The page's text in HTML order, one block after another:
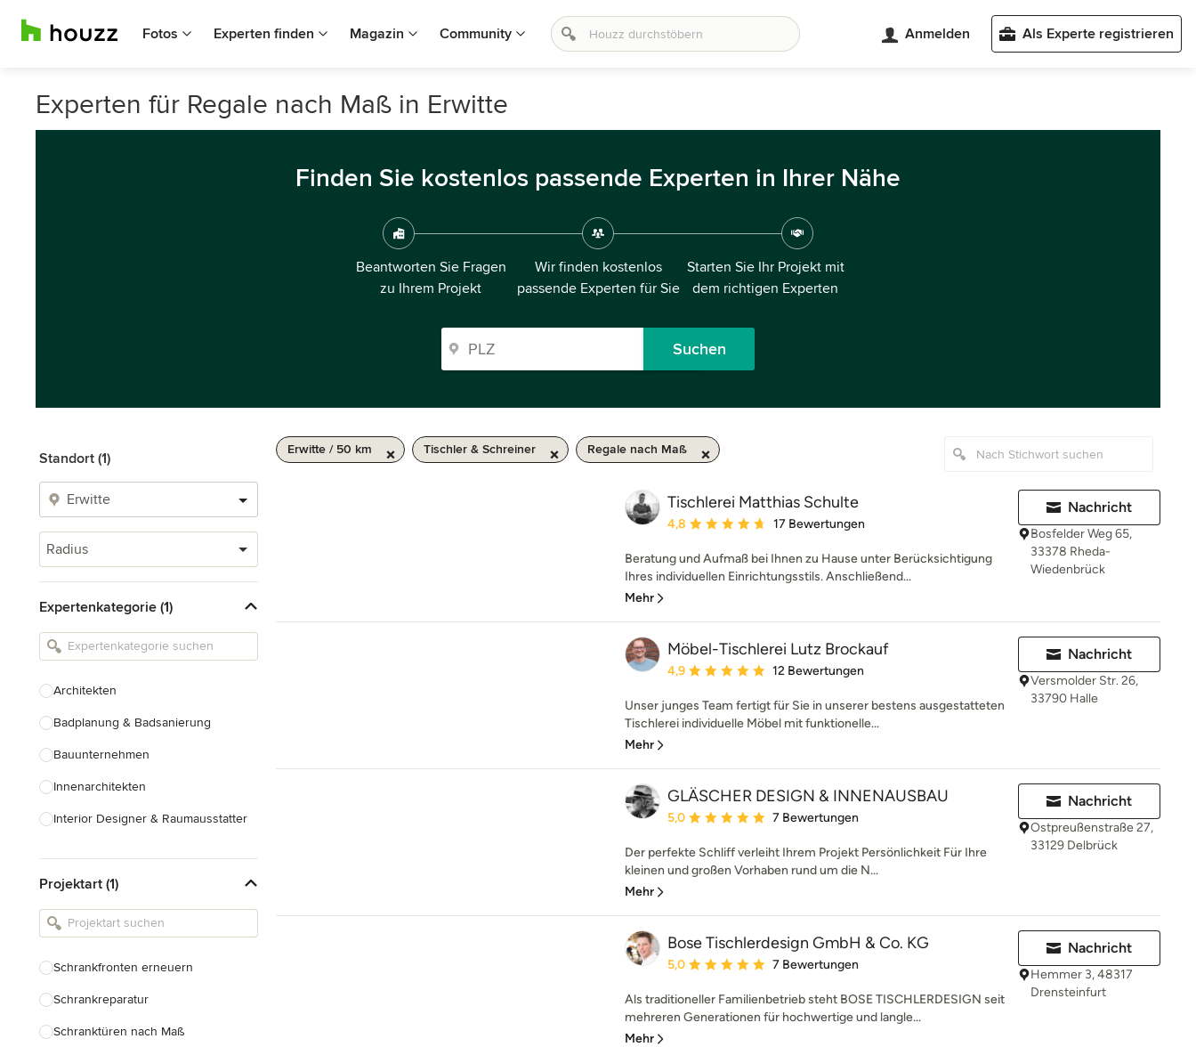
Fotos Experten finden Magazin Community Anmelden Als Experte registrieren
Experten für Regale nach Maß in Erwitte
Finden Sie kostenlos passende Experten in Ihrer Nähe
Beantworten Sie Fragen
zu Ihrem Projekt
Wir finden kostenlos
passende Experten für Sie
Starten Sie Ihr Projekt mit
dem richtigen Experten
Suchen
Standort (1)
Radius
Expertenkategorie (1)
Architekten
Badplanung & Badsanierung
Bauunternehmen
Innenarchitekten
Interior Designer & Raumausstatter
Landschaftsarchitekten
Armaturen & Sanitärbedarf
Projektart (1)
Schrankfronten erneuern
Schrankreparatur
Schranktüren nach Maß
Erwitte / 50 km Tischler & Schreiner Regale nach Maß
Tischlerei Matthias Schulte
Durchschnittliche Bewertung: 4.8 von 5 Sternen
4,8 17 Bewertungen
Beratung und Aufmaß bei Ihnen zu Hause unter Berücksichtigung
Ihres individuellen Einrichtungsstils. Anschließend...
Mehr
Nachricht
Bosfelder Weg 65,
33378 Rheda-
Wiedenbrück
Möbel-Tischlerei Lutz Brockauf
Durchschnittliche Bewertung: 4.9 von 5 Sternen
4,9 12 Bewertungen
Unser junges Team fertigt für Sie in unserer bestens ausgestatteten
Tischlerei individuelle Möbel mit funktionelle...
Mehr
Nachricht
Versmolder Str. 26,
33790 Halle
GLÄSCHER DESIGN & INNENAUSBAU
Durchschnittliche Bewertung: 5 von 5 Sternen
5,0 7 Bewertungen
Der perfekte Schliff verleiht Ihrem Projekt Persönlichkeit Für Ihre
kleinen und großen Vorhaben rund um die N...
Mehr
Nachricht
Ostpreußenstraße 27,
33129 Delbrück
Bose Tischlerdesign GmbH & Co. KG
Durchschnittliche Bewertung: 5 von 5 Sternen
5,0 7 Bewertungen
Als traditioneller Familienbetrieb steht BOSE TISCHLERDESIGN seit
mehreren Generationen für hochwertige und langle...
Mehr
Nachricht
Hemmer 3, 48317
Drensteinfurt